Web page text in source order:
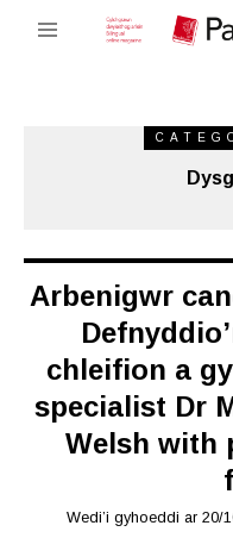
Arbenigwr
chleifion a
specialist Dr
Welsh with
Wedi’i gyhoeddi ar 20/